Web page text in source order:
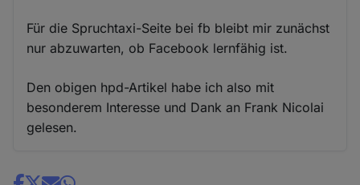
Für die Spruchtaxi-Seite bei fb bleibt mir zunächst
nur abzuwarten, ob Facebook lernfähig ist.
Den obigen hpd-Artikel habe ich also mit
besonderem Interesse und Dank an Frank Nicolai
gelesen.